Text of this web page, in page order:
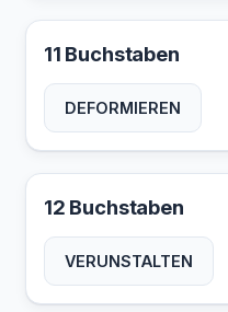
11 Buchstaben
DEFORMIEREN
12 Buchstaben
VERUNSTALTEN